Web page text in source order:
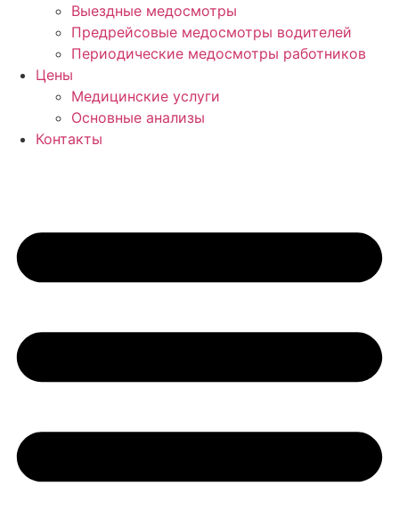
Выездные медосмотры
Предрейсовые медосмотры водителей
Периодические медосмотры работников
Цены
Медицинские услуги
Основные анализы
Контакты